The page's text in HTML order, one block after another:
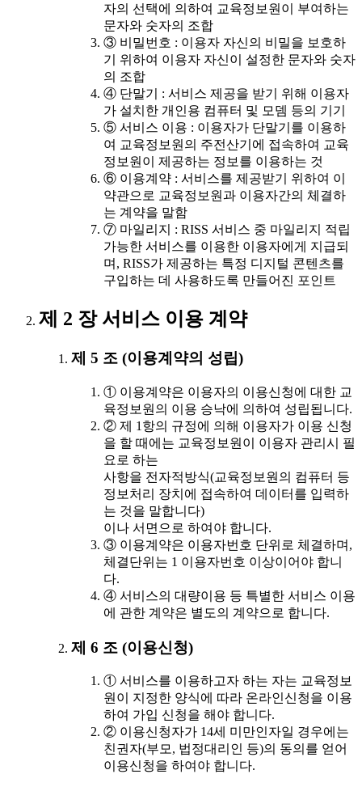
자의 선택에 의하여 교육정보원이 부여하는
문자와 숫자의 조합
③ 비밀번호 : 이용자 자신의 비밀을 보호하
기 위하여 이용자 자신이 설정한 문자와 숫자
의 조합
④ 단말기 : 서비스 제공을 받기 위해 이용자
가 설치한 개인용 컴퓨터 및 모뎀 등의 기기
⑤ 서비스 이용 : 이용자가 단말기를 이용하
여 교육정보원의 주전산기에 접속하여 교육
정보원이 제공하는 정보를 이용하는 것
⑥ 이용계약 : 서비스를 제공받기 위하여 이
약관으로 교육정보원과 이용자간의 체결하
는 계약을 말함
⑦ 마일리지 : RISS 서비스 중 마일리지 적립
가능한 서비스를 이용한 이용자에게 지급되
며, RISS가 제공하는 특정 디지털 콘텐츠를
구입하는 데 사용하도록 만들어진 포인트
제 2 장 서비스 이용 계약
제 5 조 (이용계약의 성립)
① 이용계약은 이용자의 이용신청에 대한 교
육정보원의 이용 승낙에 의하여 성립됩니다.
② 제 1항의 규정에 의해 이용자가 이용 신청
을 할 때에는 교육정보원이 이용자 관리시 필
요로 하는
사항을 전자적방식(교육정보원의 컴퓨터 등
정보처리 장치에 접속하여 데이터를 입력하
는 것을 말합니다)
이나 서면으로 하여야 합니다.
③ 이용계약은 이용자번호 단위로 체결하며,
체결단위는 1 이용자번호 이상이어야 합니
다.
④ 서비스의 대량이용 등 특별한 서비스 이용
에 관한 계약은 별도의 계약으로 합니다.
제 6 조 (이용신청)
① 서비스를 이용하고자 하는 자는 교육정보
원이 지정한 양식에 따라 온라인신청을 이용
하여 가입 신청을 해야 합니다.
② 이용신청자가 14세 미만인자일 경우에는
친권자(부모, 법정대리인 등)의 동의를 얻어
이용신청을 하여야 합니다.